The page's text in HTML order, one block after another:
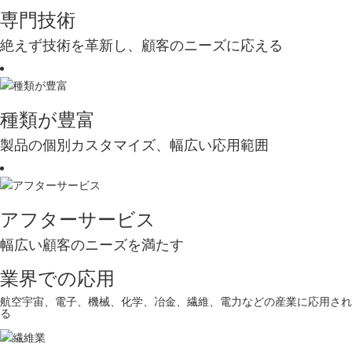
専門技術
絶えず技術を革新し、顧客のニーズに応える
種類が豊富
製品の個別カスタマイズ、幅広い応用範囲
アフターサービス
幅広い顧客のニーズを満たす
業界での応用
航空宇宙、電子、機械、化学、冶金、繊維、電力などの産業に応用され
る